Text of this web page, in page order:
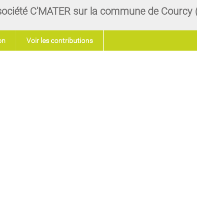
C'MATER sur la commune de Courcy
Voir les contributions